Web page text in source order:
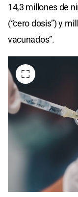
14,3 millones de
(“cero dosis”) y
vacunados”.